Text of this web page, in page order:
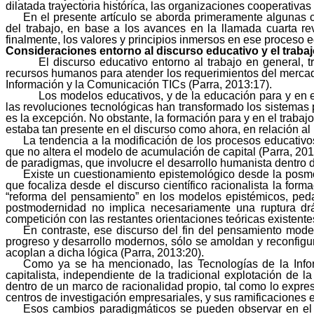
dilatada trayectoria histórica, las organizaciones
En el presente artículo se aborda primeramente
del trabajo, en base a los avances en la llamada cuarta
finalmente, los valores y principios inmersos en ese proceso
Consideraciones entorno al discurso educativo y el
El discurso educativo entorno al trabajo en
recursos humanos para atender los requerimientos del
Información y la Comunicación TICs (Parra, 2013:17).
Los modelos educativos, y de la educación para y
las revoluciones tecnológicas han transformado los
es la excepción. No obstante, la formación para y en el
estaba tan presente en el discurso como ahora, en relación
La tendencia a la modificación de los procesos
que no altera el modelo de acumulación de capital (Parra,
de paradigmas, que involucre el desarrollo humanista
Existe un cuestionamiento epistemológico desde la
que focaliza desde el discurso científico racionalista la
“reforma del pensamiento” en los modelos epistémicos,
postmodernidad no implica necesariamente una ruptura
competición con las restantes orientaciones teóricas
En contraste, ese discurso del fin del pensamiento
progreso y desarrollo modernos, sólo se amoldan y
acoplan a dicha lógica (Parra, 2013:20).
Como ya se ha mencionado, las Tecnologías de la
capitalista, independiente de la tradicional explotación de
dentro de un marco de racionalidad propio, tal como lo
centros de investigación empresariales, y sus
Esos cambios paradigmáticos se pueden observar en